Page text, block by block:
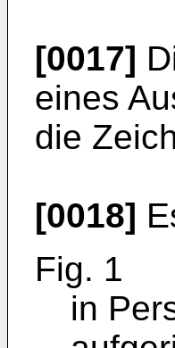
[0017]
eines
die
[0018]
Fig. 1
in